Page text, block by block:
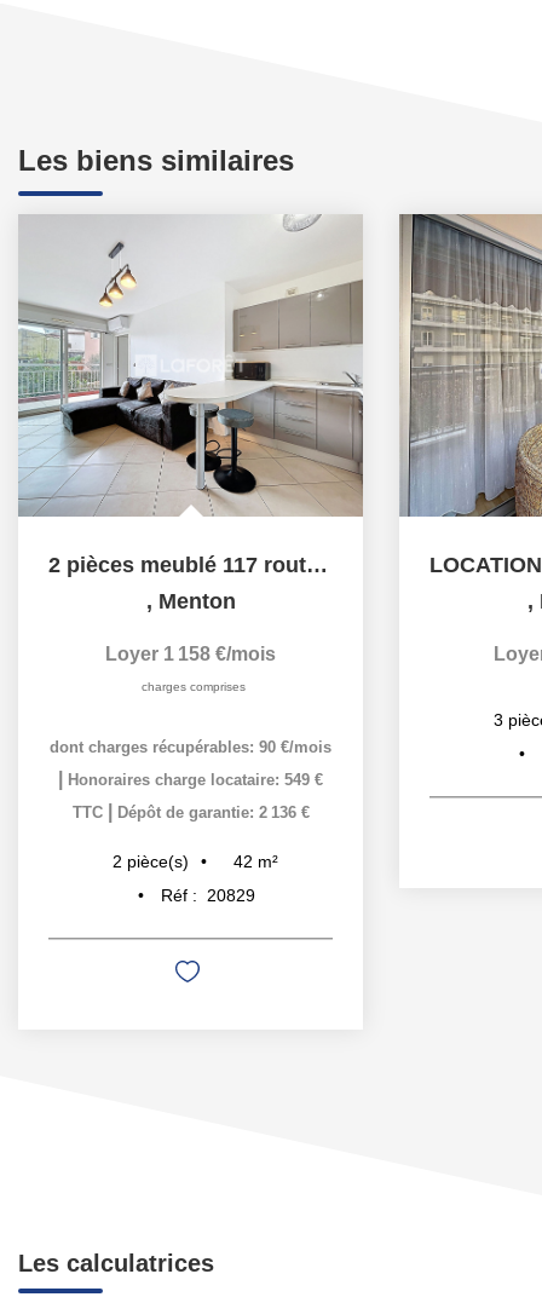
Les biens similaires
2 pièces meublé 117 route du vel des castagnins 06500 MENTON
, Menton
Loyer 1 158 €/mois
charges comprises
dont charges récupérables: 90 €/mois
Honoraires charge locataire: 549 €
TTC
Dépôt de garantie: 2 136 €
2 pièce(s) 42 m²
Réf :
20829
,
3
Les calculatrices